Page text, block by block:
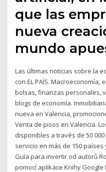
que las
nueva
mundo
Las últimas noticias sobre la
con EL PAÍS.
bolsas, finanzas personales,
blogs de economía.
nueva en Valencia,
Venta de pisos en Valencia.
disponibles a través de 50
servicio en más de 150 países
Guía para invertir od autorů
pomocí aplikace Knihy